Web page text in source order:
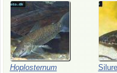
Hoplosternum
Silure